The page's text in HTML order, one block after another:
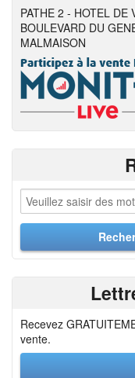
PATHE 2 - HOTEL DE
BOULEVARD DU
MALMAISON
Recevez
vente.